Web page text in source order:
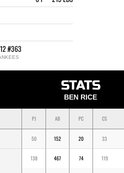
#363
STATS
BEN RICE
PJ AB PC CS
50 152 20 33
138 467 74 119